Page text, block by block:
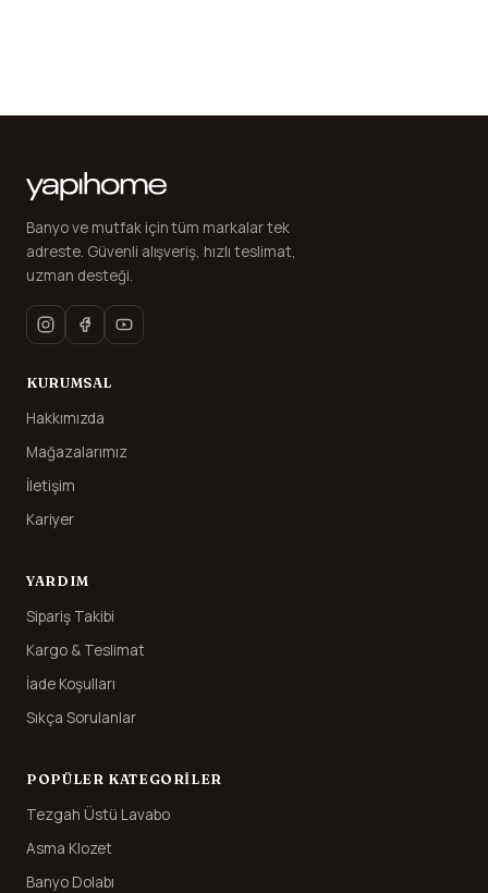
Banyo ve mutfak için tüm markalar tek
adreste. Güvenli alışveriş, hızlı teslimat,
uzman desteği.
KURUMSAL
Hakkımızda
Mağazalarımız
İletişim
Kariyer
YARDIM
Sipariş Takibi
Kargo & Teslimat
İade Koşulları
Sıkça Sorulanlar
POPÜLER KATEGORILER
Tezgah Üstü Lavabo
Asma Klozet
Banyo Dolabı